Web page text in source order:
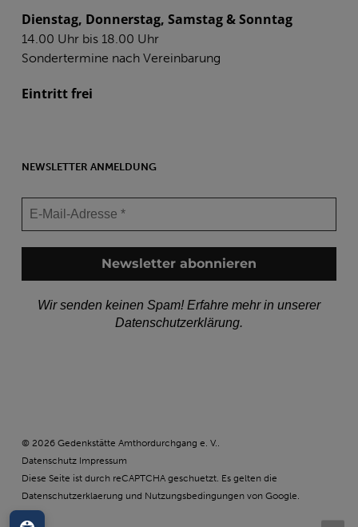
Dienstag, Donnerstag, Samstag & Sonntag
14.00 Uhr bis 18.00 Uhr
Sondertermine nach Vereinbarung
Eintritt frei
NEWSLETTER ANMELDUNG
Wir senden keinen Spam! Erfahre mehr in unserer
Datenschutzerklärung.
© 2026 Gedenkstätte Amthordurchgang e. V..
Datenschutz Impressum
Diese Seite ist durch reCAPTCHA geschuetzt. Es gelten die
Datenschutzerklaerung und Nutzungsbedingungenvon Google.